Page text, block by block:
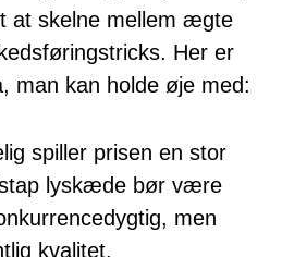
skelne mellem ægte
Her er
man kan holde øje med:
spiller prisen en stor
lyskæde bør være
men
kvalitet.